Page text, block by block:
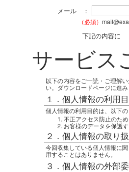
メール ：
（必須）
下記の内容に
サービス
以下の内容をご一読・ご理解
い。ダウンロードページに進
１．個人情報の利用
個人情報の利用目的は、以下
不正アクセス防止のため
お客様のデータを保護
２．個人情報の取り
今回収集している個人情報に
用することはありません。
３．個人情報の外部